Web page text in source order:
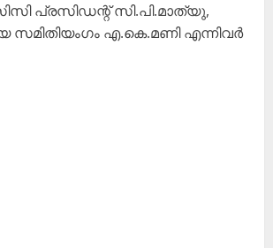
പ്രസിഡന്റ് സി.പി.മാത്യു,
സമിതിയംഗം എ.കെ.മണി എന്നിവർ